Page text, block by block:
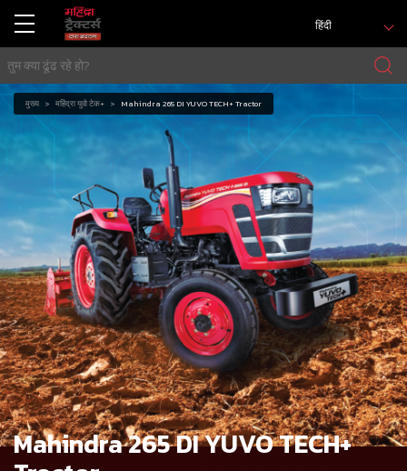
हिंदी
मुख्य महिंद्रा युवो टेक+ Mahindra 265 DI YUVO TECH+ Tractor
Mahindra 265 DI YUVO TECH+